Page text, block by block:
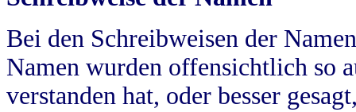
Bei den Schreibweisen der
Namen wurden offensichtlich so
verstanden hat, oder besser